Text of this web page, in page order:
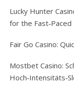
Lucky Hunter
for the Fast‑Paced
Fair Go Casino:
Mostbet Casino: